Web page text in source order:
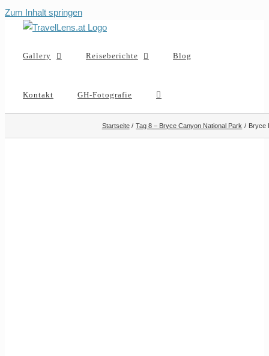
Zum Inhalt springen
Gallery Reiseberichte Blog
Kontakt GH-Fotografie
Startseite Tag 8 – Bryce Canyon National Park Bryce